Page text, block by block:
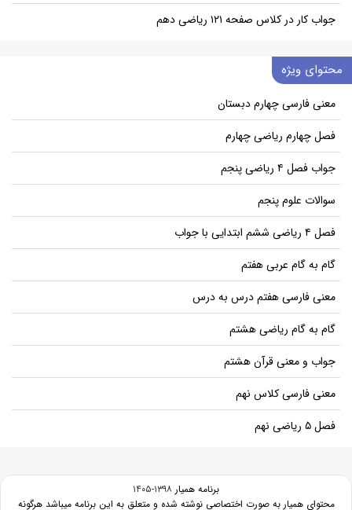
جواب کار در کلاس صفحه ۱۲۱ ریاضی دهم
محتوای ویژه
معنی فارسی چهارم دبستان
فصل چهارم ریاضی چهارم
جواب فصل ۴ ریاضی پنجم
سوالات علوم پنجم
فصل ۴ ریاضی ششم ابتدایی با جواب
گام به گام عربی هفتم
معنی فارسی هفتم درس به درس
گام به گام ریاضی هشتم
جواب و معنی قرآن هشتم
معنی فارسی کلاس نهم
فصل ۵ ریاضی نهم
برنامه همیار ۱۳۹۸-۱۴۰۵
محتوای همیار به صورت اختصاصی نوشته شده و متعلق به این برنامه میباشد هرگونه